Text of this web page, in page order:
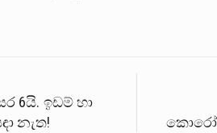
6යි. ඉඩම් හා
නැත!